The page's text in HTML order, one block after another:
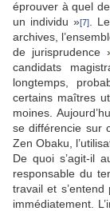
éprouver à quel
un individu »[7] .
archives,
de jurisprudence
candidats
longtemps,
certains maîtres
moines.
se différencie sur
Zen Obaku,
De quoi s’agit-il
responsable du
travail et
immédiatement.